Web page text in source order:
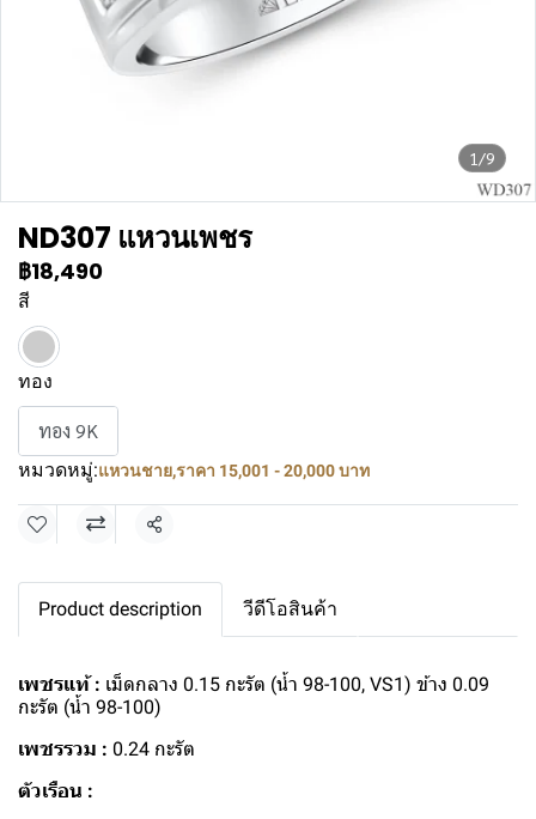
1/9
ND307 แหวนเพชร
฿18,490
สี
ทอง
ทอง 9K
หมวดหมู่:แหวนชาย,ราคา 15,001 - 20,000 บาท
แชร์
Product description วีดีโอสินค้า
เพชรแท้ : เม็ดกลาง 0.15 กะรัต (น้ำ 98-100, VS1) ข้าง 0.09
กะรัต (น้ำ 98-100)
เพชรรวม : 0.24 กะรัต
ตัวเรือน :